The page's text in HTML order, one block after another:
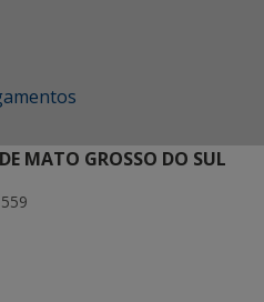
MATO GROSSO DO SUL